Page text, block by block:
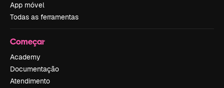
App móvel
Todas as ferramentas
Começar
Academy
Documentação
Atendimento